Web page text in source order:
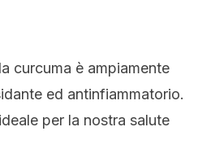
curcuma è ampiamente
ed antinfiammatorio.
per la nostra salute